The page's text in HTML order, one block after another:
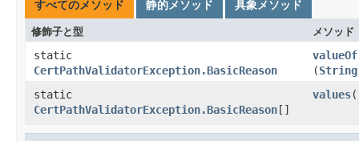
すべてのメソッド 静的メソッド 具象メソッド
修飾子と型 メソッド
static
CertPathValidatorException.BasicReason
valueOf
(String
static
CertPathValidatorException.BasicReason[]
values